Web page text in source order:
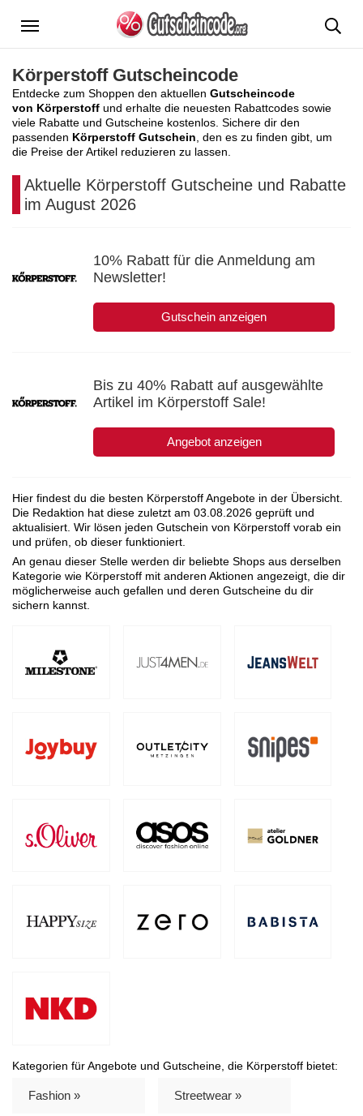
Menü
Körperstoff Gutscheincode
Entdecke zum Shoppen den aktuellen Gutscheincode
von Körperstoff und erhalte die neuesten Rabattcodes sowie
viele Rabatte und Gutscheine kostenlos. Sichere dir den
passenden Körperstoff Gutschein , den es zu finden gibt, um
die Preise der Artikel reduzieren zu lassen.
Aktuelle Körperstoff Gutscheine und Rabatte
im August 2026
10% Rabatt für die Anmeldung am
Newsletter!
Gutschein anzeigen
Bis zu 40% Rabatt auf ausgewählte
Artikel im Körperstoff Sale!
Angebot anzeigen
Hier findest du die besten Körperstoff Angebote in der Übersicht.
Die Redaktion hat diese zuletzt am 03.08.2026 geprüft und
aktualisiert. Wir lösen jeden Gutschein von Körperstoff vorab ein
und prüfen, ob dieser funktioniert.
An genau dieser Stelle werden dir beliebte Shops aus derselben
Kategorie wie Körperstoff mit anderen Aktionen angezeigt, die dir
möglicherweise auch gefallen und deren Gutscheine du dir
sichern kannst.
Kategorien für Angebote und Gutscheine, die Körperstoff bietet:
Fashion » Streetwear »